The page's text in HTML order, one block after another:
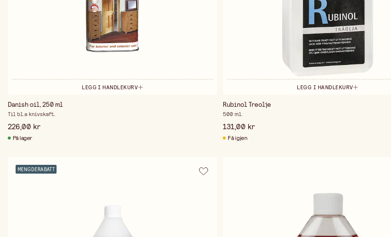
LEGG I HANDLEKURV
Danish oil, 250 ml
Til bl.a knivskaft.
226,00 kr
På lager
LEGG I HANDLEKURV
Rubinol Treolje
500 ml.
131,00 kr
Få igjen
MENGDERABATT